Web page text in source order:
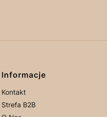
Informacje
Kontakt
Strefa B2B